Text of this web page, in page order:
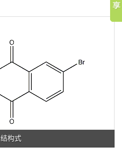
结构式